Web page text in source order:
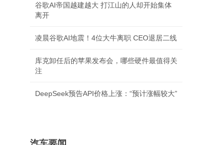
谷歌AI帝国越建越大 打江山的人却开始集体
离开
凌晨谷歌AI地震！4位大牛离职 CEO退居二线
库克卸任后的苹果发布会，哪些硬件最值得关
注
DeepSeek预告API价格上涨：“预计涨幅较大”